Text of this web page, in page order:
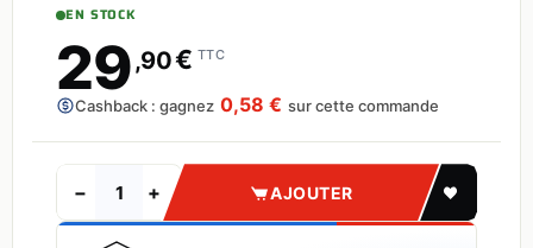
EN STOCK
29,90€ TTC
Cashback : gagnez 0,58 € sur cette commande
− + AJOUTER